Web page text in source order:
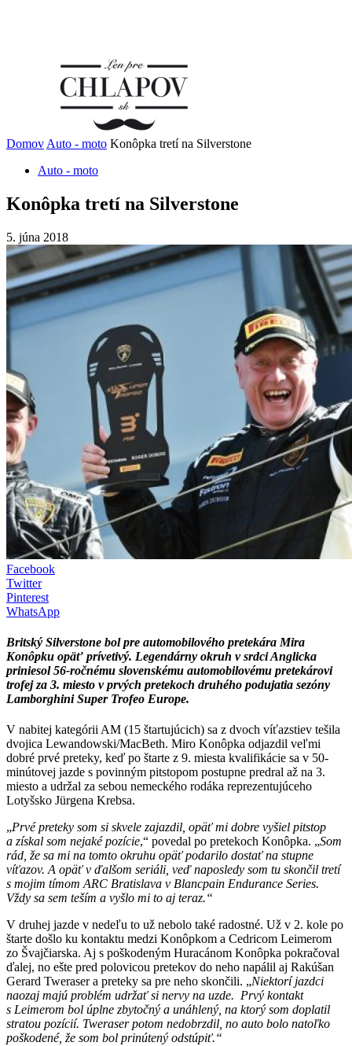
Domov Auto - moto Konôpka tretí na Silverstone
Auto - moto
Konôpka tretí na Silverstone
5. júna 2018
Facebook
Twitter
Pinterest
WhatsApp
Britský Silverstone bol pre automobilového pretekára Mira
Konôpku opäť prívetivý. Legendárny okruh v srdci Anglicka
priniesol 56-ročnému slovenskému automobilovému pretekárovi
trofej za 3. miesto v prvých pretekoch druhého podujatia sezóny
Lamborghini Super Trofeo Europe.
V nabitej kategórii AM (15 štartujúcich) sa z dvoch víťazstiev tešila
dvojica Lewandowski/MacBeth. Miro Konôpka odjazdil veľmi
dobré prvé preteky, keď po štarte z 9. miesta kvalifikácie sa v 50-
minútovej jazde s povinným pitstopom postupne predral až na 3.
miesto a udržal za sebou nemeckého rodáka reprezentujúceho
Lotyšsko Jürgena Krebsa.
„Prvé preteky som si skvele zajazdil, opäť mi dobre vyšiel pitstop
a získal som nejaké pozície,“ povedal po pretekoch Konôpka. „Som
rád, že sa mi na tomto okruhu opäť podarilo dostať na stupne
víťazov. A opäť v ďalšom seriáli, veď naposledy som tu skončil tretí
s mojim tímom ARC Bratislava v Blancpain Endurance Series.
Vždy sa sem teším a vyšlo mi to aj teraz.“
V druhej jazde v nedeľu to už nebolo také radostné. Už v 2. kole po
štarte došlo ku kontaktu medzi Konôpkom a Cedricom Leimerom
zo Švajčiarska. Aj s poškodeným Huracánom Konôpka pokračoval
ďalej, no ešte pred polovicou pretekov do neho napálil aj Rakúšan
Gerard Tweraser a preteky sa pre neho skončili. „Niektorí jazdci
naozaj majú problém udržať si nervy na uzde. Prvý kontakt
s Leimerom bol úplne zbytočný a unáhlený, na ktorý som doplatil
stratou pozícií. Tweraser potom nedobrzdil, no auto bolo natoľko
poškodené, že som bol prinútený odstúpiť.“